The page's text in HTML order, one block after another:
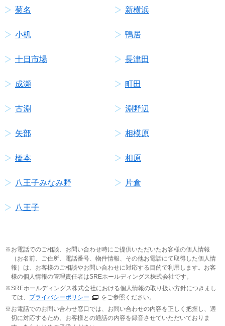
菊名 新横浜
小机 鴨居
十日市場 長津田
成瀬 町田
古淵 淵野辺
矢部 相模原
橋本 相原
八王子みなみ野 片倉
八王子
お電話でのご相談、お問い合わせ時にご提供いただいたお客様の個人情報
（お名前、ご住所、電話番号、物件情報、その他お電話にて取得した個人情
報）は、お客様のご相談やお問い合わせに対応する目的で利用します。お客
様の個人情報の管理責任者はSREホールディングス株式会社です。
SREホールディングス株式会社における個人情報の取り扱い方針につきまし
ては、 プライバシーポリシー
をご参照ください。
お電話でのお問い合わせ窓口では、お問い合わせの内容を正しく把握し、適
切に対応するため、お客様との通話の内容を録音させていただいておりま